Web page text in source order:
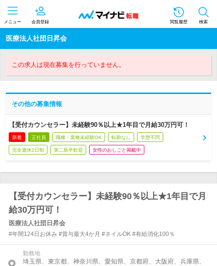
メニュー 会員登録 閲覧履歴 検索
医療法人社団日昇会
この求人は現在募集を行っていません。
その他の募集情報
【受付カウンセラー】未経験90％以上★1年目で月給30万円可！
新着 正社員 職種・業種未経験OK 転勤なし 学歴不問
完全週休2日制 第二新卒歓迎 女性のおしごと掲載中
【受付カウンセラー】未経験90％以上★1年目で月
給30万円可！
医療法人社団日昇会
#年間124日お休み #賞与最大4か月 #ネイルOK #有給消化100％
勤務地
埼玉県、東京都、神奈川県、愛知県、京都府、大阪府、兵庫県、